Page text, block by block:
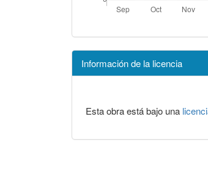
Información de la licencia
Esta obra está bajo una